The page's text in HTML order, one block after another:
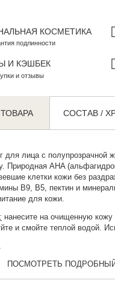
КОСМЕТИКА
подлинности
И КЭШБЕК
и отзывы
СОСТАВ /
для лицас полупрозрачной
Природная AHA
клетки кожи без
B9, B5, пектин и
для кожи.
нанесите на очищенную кожу
и смойте теплой водой.
ПОСМОТРЕТЬ